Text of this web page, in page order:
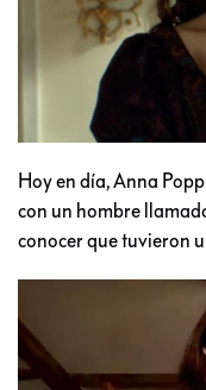
Hoy en día, Anna
con un hombre
conocer que tuvieron